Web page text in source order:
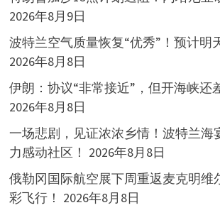
2026年8月9日
波特兰空气质量恢复“优秀”！预计明
2026年8月8日
伊朗：协议“非常接近”，但开海峡还
2026年8月8日
一场悲剧，见证浓浓乡情！波特兰海
力感动社区！ 2026年8月8日
俄勒冈国际航空展下周重返麦克明维
彩飞行！ 2026年8月8日